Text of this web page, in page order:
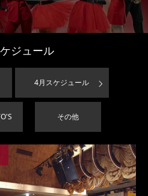
ジュール
4月スケジュール
その他